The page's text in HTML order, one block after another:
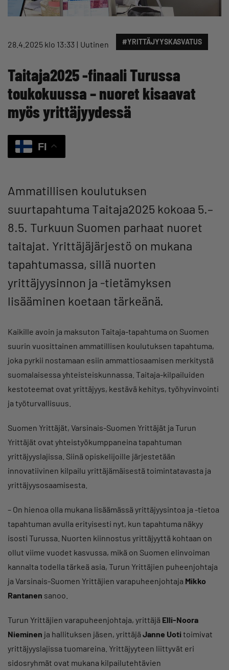
28.4.2025 klo 13:33 Uutinen #YRITTÄJYYSKASVATUS
Taitaja2025 -finaali Turussa
toukokuussa – nuoret kisaavat
myös yrittäjyydessä
FI
Ammatillisen koulutuksen
suurtapahtuma Taitaja2025 kokoaa 5.–
8.5. Turkuun Suomen parhaat nuoret
taitajat. Yrittäjäjärjestö on mukana
tapahtumassa, sillä nuorten
yrittäjyysinnon ja -tietämyksen
lisääminen koetaan tärkeänä.
Kaikille avoin ja maksuton Taitaja-tapahtuma on Suomen
suurin vuosittainen ammatillisen koulutuksen tapahtuma,
joka pyrkii nostamaan esiin ammattiosaamisen merkitystä
suomalaisessa yhteisteiskunnassa. Taitaja-kilpailuiden
kestoteemat ovat yrittäjyys, kestävä kehitys, työhyvinvointi
ja työturvallisuus.
Suomen Yrittäjät, Varsinais-Suomen Yrittäjät ja Turun
Yrittäjät ovat yhteistyökumppaneina tapahtuman
yrittäjyyslajissa. Siinä opiskelijoille järjestetään
innovatiivinen kilpailu yrittäjämäisestä toimintatavasta ja
yrittäjyysosaamisesta.
– On hienoa olla mukana lisäämässä yrittäjyysintoa ja -tietoa
tapahtuman avulla erityisesti nyt, kun tapahtuma näkyy
isosti Turussa. Nuorten kiinnostus yrittäjyyttä kohtaan on
ollut viime vuodet kasvussa, mikä on Suomen elinvoiman
kannalta todella tärkeä asia, Turun Yrittäjien puheenjohtaja
ja Varsinais-Suomen Yrittäjien varapuheenjohtaja Mikko
Rantanen sanoo.
Turun Yrittäjien varapuheenjohtaja, yrittäjä Elli-Noora
Nieminen ja hallituksen jäsen, yrittäjä Janne Uoti toimivat
yrittäjyyslajissa tuomareina. Yrittäjyyteen liittyvät eri
sidosryhmät ovat mukana kilpailutehtävien